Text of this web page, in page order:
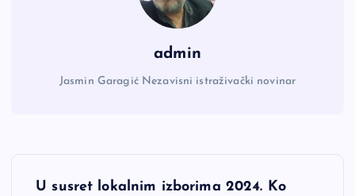
admin
Jasmin Garagić Nezavisni istraživački novinar
NU susret lokalnim izborima 2024. Ko